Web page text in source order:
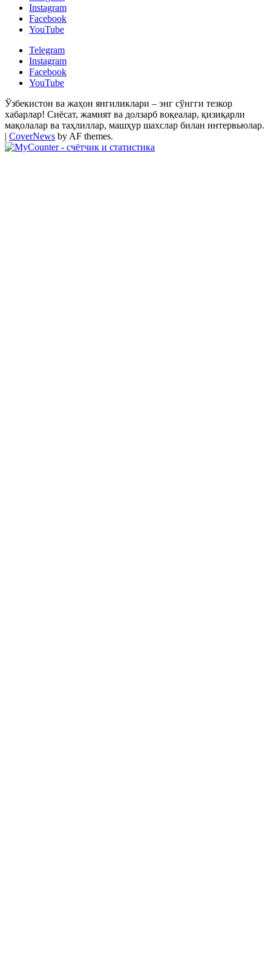
Instagram
Facebook
YouTube
Telegram
Instagram
Facebook
YouTube
Ўзбекистон ва жаҳон янгиликлари – энг сўнгги тезкор
хабарлар! Сиёсат, жамият ва долзарб воқеалар, қизиқарли
мақолалар ва таҳлиллар, машҳур шахслар билан интервьюлар.
| CoverNews by AF themes.